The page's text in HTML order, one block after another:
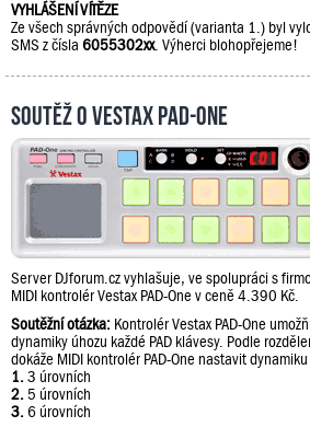
VYHLÁŠENÍ VÍTĚZE
Ze všech správných odpovědí (varianta 1.) byl
SMS z čísla 6055302xx. Výherci blohopřejeme!
Soutěž o Vestax PAD-One
Server DJforum.cz vyhlašuje, ve spolupráci s
MIDI kontrolér Vestax PAD-One v ceně 4.390 Kč.
Soutěžní otázka: Kontrolér Vestax PAD-One
dynamiky úhozu každé PAD klávesy. Podle
dokáže MIDI kontrolér PAD-One nastavit
1. 3 úrovních
2. 5 úrovních
3. 6 úrovních